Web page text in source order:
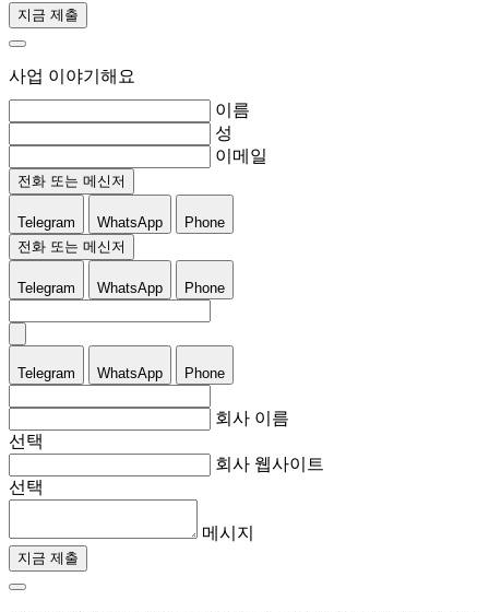
지금 제출
사업 이야기해요
이름
성
이메일
전화 또는 메신저
Telegram WhatsApp
Phone
전화 또는 메신저
Telegram WhatsApp Phone
Telegram WhatsApp Phone
회사 이름
선택
회사 웹사이트
선택
메시지
지금 제출